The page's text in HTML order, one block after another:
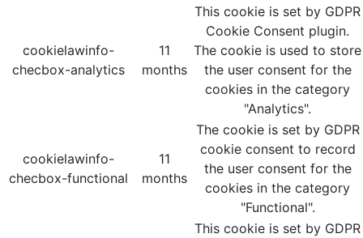
cookielawinfo-
checbox-analytics
11
months
This cookie is set by GDPR
Cookie Consent plugin.
The cookie is used to store
the user consent for the
cookies in the category
"Analytics".
cookielawinfo-
checbox-functional
11
months
The cookie is set by GDPR
cookie consent to record
the user consent for the
cookies in the category
"Functional".
This cookie is set by GDPR